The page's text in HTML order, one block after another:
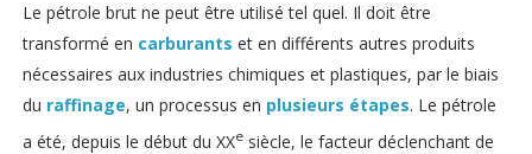
Le pétrole brut ne peut être utilisé tel quel. Il doit être
transformé en carburants et en différents autres produits
nécessaires aux industries chimiques et plastiques, par le biais
du raffinage, un processus en plusieurs étapes. Le pétrole
a été, depuis le début du XXesiècle, le facteur déclenchant de